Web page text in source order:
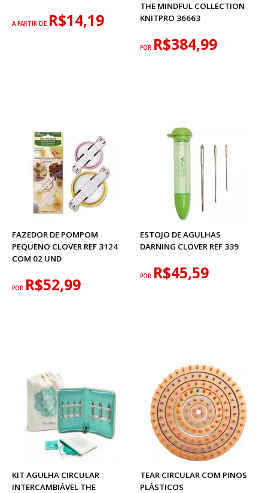
A PARTIR DE R$14,19
THE MINDFUL COLLECTION
KNITPRO 36663
POR R$384,99
FAZEDOR DE POMPOM
PEQUENO CLOVER REF 3124
COM 02 UND
POR R$52,99
ESTOJO DE AGULHAS
DARNING CLOVER REF 339
POR R$45,59
KIT AGULHA CIRCULAR
INTERCAMBIÁVEL THE
TEAR CIRCULAR COM PINOS
PLÁSTICOS